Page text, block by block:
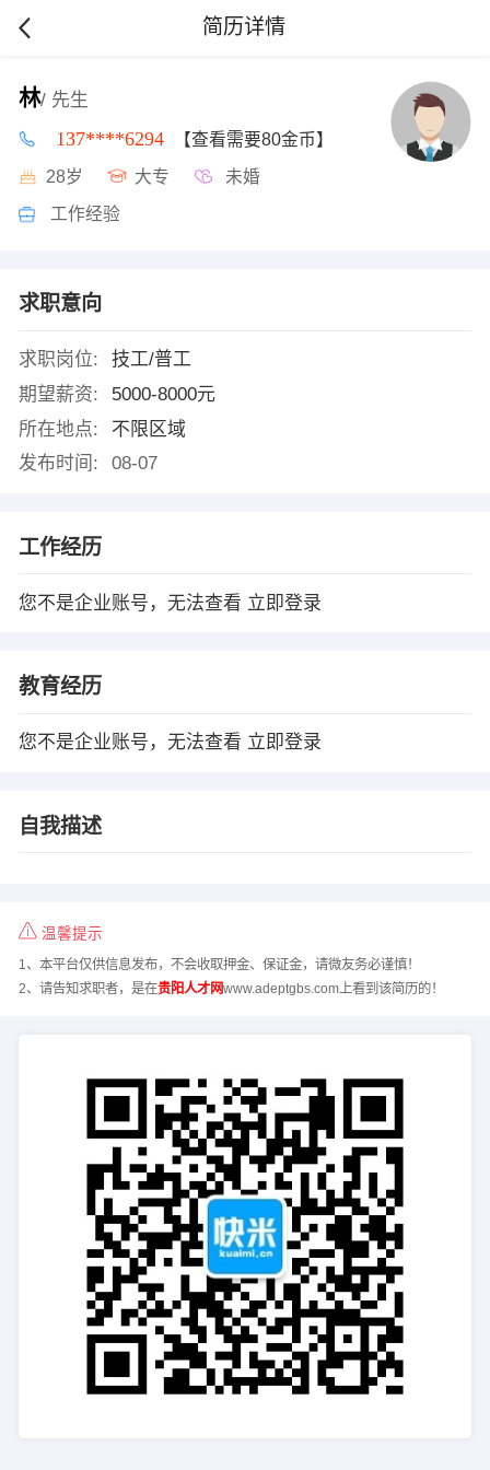
简历详情
林/ 先生
137****6294 【查看需要80金币】
28岁 大专 未婚
工作经验
求职意向
求职岗位:
技工/普工
期望薪资:
5000-8000元
所在地点:
不限区域
发布时间:
08-07
工作经历
您不是企业账号，无法查看 立即登录
教育经历
您不是企业账号，无法查看 立即登录
自我描述
温馨提示
1、本平台仅供信息发布，不会收取押金、保证金，请微友务必谨慎！
2、请告知求职者，是在贵阳人才网www.adeptgbs.com上看到该简历的！